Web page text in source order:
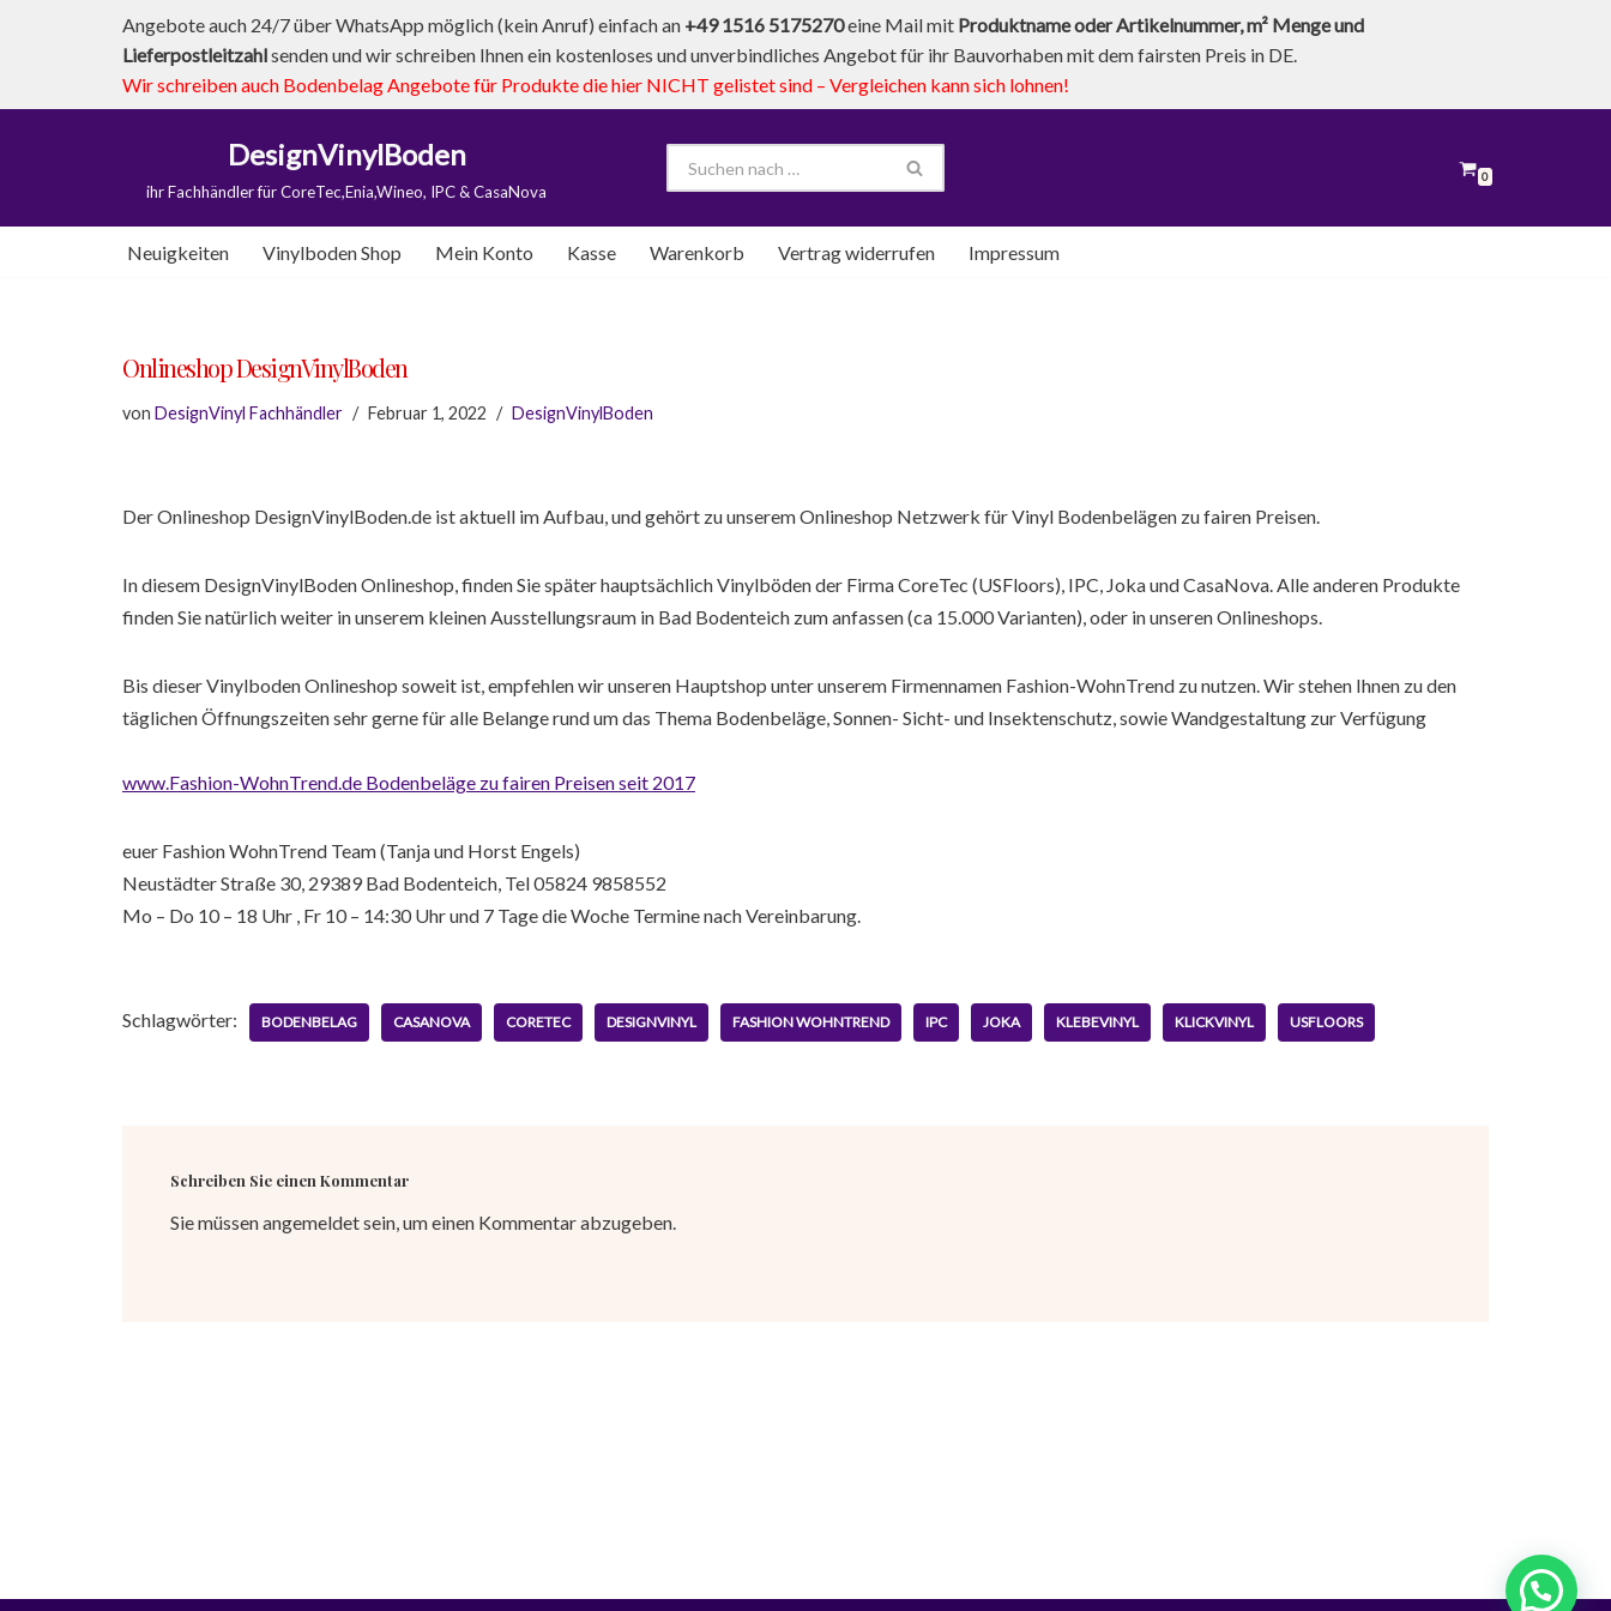
Angebote auch 24/7 über WhatsApp möglich (kein Anruf) einfach an +49 1516 5175270eine Mail mit Produktname oder Artikelnummer, m² Menge und
Lieferpostleitzahlsenden und wir schreiben Ihnen ein kostenloses und unverbindliches Angebot für ihr Bauvorhaben mit dem fairsten Preis in DE.
Wir schreiben auch Bodenbelag Angebote für Produkte die hier NICHT gelistet sind – Vergleichen kann sich lohnen!
DesignVinylBoden
ihr Fachhändler für CoreTec,Enia,Wineo, IPC & CasaNova
0
Neuigkeiten Vinylboden Shop Mein Konto Kasse Warenkorb Vertrag widerrufen Impressum
Onlineshop DesignVinylBoden
von DesignVinyl Fachhändler Februar 1, 2022 DesignVinylBoden
Der Onlineshop DesignVinylBoden.de ist aktuell im Aufbau, und gehört zu unserem Onlineshop Netzwerk für Vinyl Bodenbelägen zu fairen Preisen.
In diesem DesignVinylBoden Onlineshop, finden Sie später hauptsächlich Vinylböden der Firma CoreTec (USFloors), IPC, Joka und CasaNova. Alle anderen Produkte
finden Sie natürlich weiter in unserem kleinen Ausstellungsraum in Bad Bodenteich zum anfassen (ca 15.000 Varianten), oder in unseren Onlineshops.
Bis dieser Vinylboden Onlineshop soweit ist, empfehlen wir unseren Hauptshop unter unserem Firmennamen Fashion-WohnTrend zu nutzen. Wir stehen Ihnen zu den
täglichen Öffnungszeiten sehr gerne für alle Belange rund um das Thema Bodenbeläge, Sonnen- Sicht- und Insektenschutz, sowie Wandgestaltung zur Verfügung
www.Fashion-WohnTrend.de Bodenbeläge zu fairen Preisen seit 2017
euer Fashion WohnTrend Team (Tanja und Horst Engels)
Neustädter Straße 30, 29389 Bad Bodenteich, Tel 05824 9858552
Mo – Do 10 – 18 Uhr , Fr 10 – 14:30 Uhr und 7 Tage die Woche Termine nach Vereinbarung.
Schlagwörter: BODENBELAG CASANOVA CORETEC DESIGNVINYL FASHION WOHNTREND IPC JOKA KLEBEVINYL KLICKVINYL USFLOORS
Schreiben Sie einen Kommentar
Sie müssenangemeldetsein, um einen Kommentar abzugeben.